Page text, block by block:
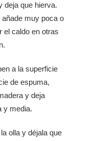
deja que hierva.
añade muy poca o
el caldo en otras
a la superficie
de espuma,
y deja
y media.
olla y déjala que